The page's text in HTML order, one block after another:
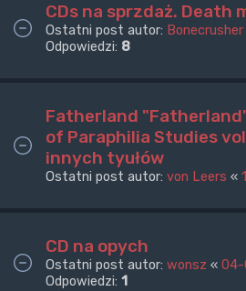
CDs na sprzdaż. Death
Ostatni post autor: Bonecrusher
Odpowiedzi: 8
Fatherland
of Paraphilia Studies
innych tyułów
Ostatni post autor: von Leers «
CD na opych
Ostatni post autor: wonsz « 04-
Odpowiedzi: 1